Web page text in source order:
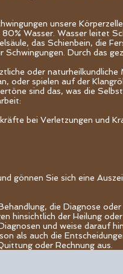
unsere
Wasser. Wasser leitet
das Schienbein, die
Durch das
oder
oder spielen auf der
sind das, was die
bei Verletzungen und
gönnen Sie sich eine
die Diagnose
hinsichtlich der Heilung
und weise darauf
als auch die
oder Rechnung aus.